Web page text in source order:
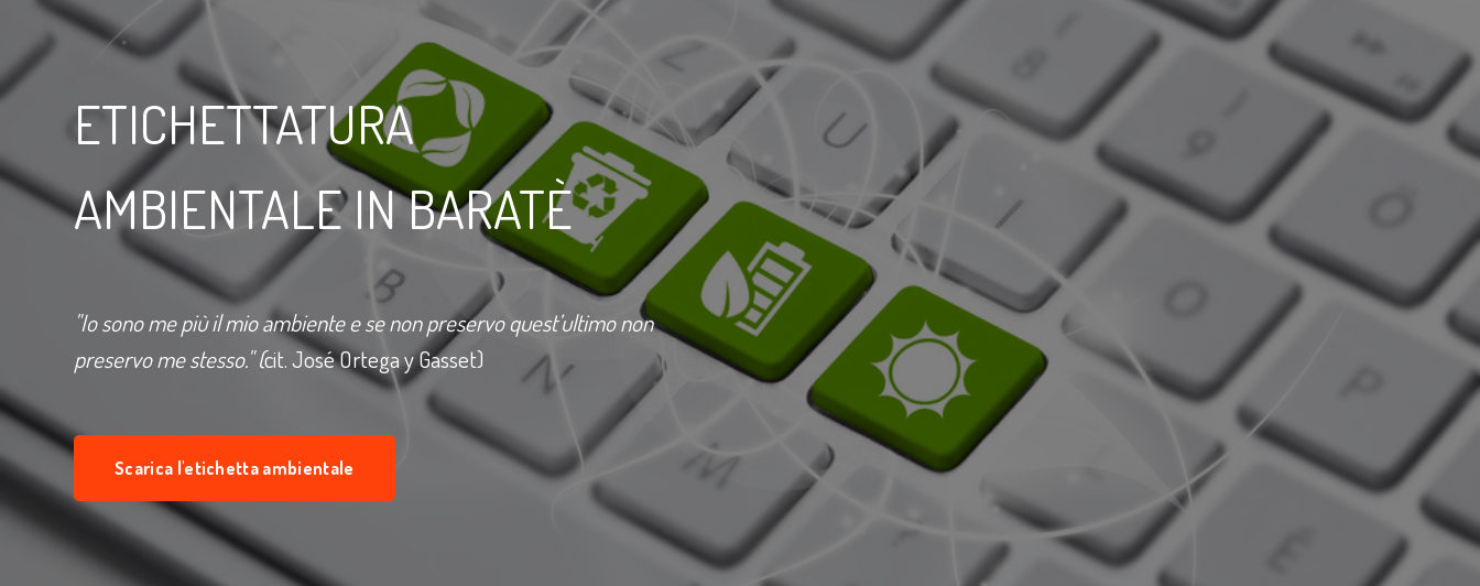
ETICHETTATURA
AMBIENTALE IN BARATÈ
"Io sono me più il mio ambiente e se non preservo quest’ultimo non
preservo me stesso." (cit. José Ortega y Gasset)
Scarica l'etichetta ambientale